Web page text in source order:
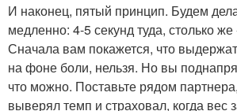
И наконец, пятый принцип. Будем
медленно: 4-5 секунд туда, столько же
Сначала вам покажется, что
на фоне боли, нельзя. Но вы
что можно. Поставьте рядом
выверял темп и страховал, когда вес